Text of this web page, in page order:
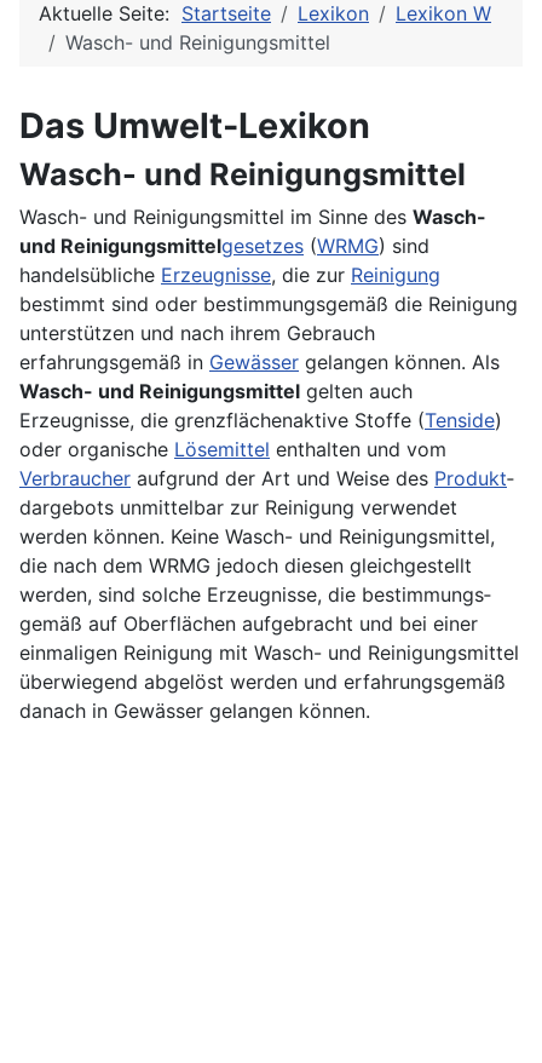
Aktuelle Seite: Startseite Lexikon
Lexikon W
Wasch- und Reinigungsmittel
Das Umwelt-Lexikon
Wasch- und Reinigungsmittel
Wasch- und Reinigungsmittel im Sinne des Wasch-
und Reinigungsmittelgesetzes (WRMG) sind
handelsübliche Erzeugnisse, die zur Reinigung
bestimmt sind oder bestimmungsgemäß die Reinigung
unterstützen und nach ihrem Gebrauch
erfahrungsgemäß in Gewässer gelangen können. Als
Wasch- und Reinigungsmittel gelten auch
Erzeugnisse, die grenzflächenaktive Stoffe (Tenside)
oder organische Lösemittel enthalten und vom
Verbraucher aufgrund der Art und Weise des Produkt­
dargebots unmittelbar zur Reinigung verwendet
werden können. Keine Wasch- und Reinigungsmittel,
die nach dem WRMG jedoch diesen gleichgestellt
werden, sind solche Erzeugnisse, die bestimmungs­
gemäß auf Oberflächen aufgebracht und bei einer
einmaligen Reinigung mit Wasch- und Reinigungsmittel
überwiegend abgelöst werden und erfahrungsgemäß
danach in Gewässer gelangen können.